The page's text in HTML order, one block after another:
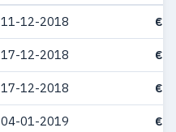
11-12-2018 €
17-12-2018 €
17-12-2018 €
04-01-2019 €